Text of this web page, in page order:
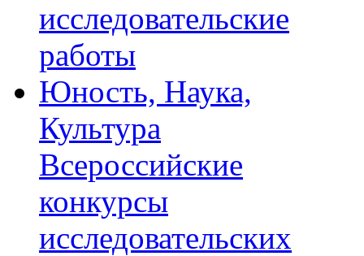
исследовательские
работы
Юность, Наука,
Культура
Всероссийские
конкурсы
исследовательских